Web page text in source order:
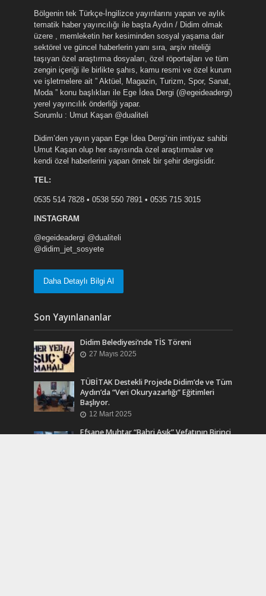
Bölgenin tek Türkçe-İngilizce yayınlarını yapan ve aylık
tematik haber yayıncılığı ile başta Aydın / Didim olmak
üzere , memleketin her kesiminden sosyal yaşama dair
sektörel ve güncel haberlerin yanı sıra, arşiv niteliği
taşıyan özel araştırma dosyaları, özel röportajları ve tüm
zengin içeriği ile birlikte şahıs, kamu resmi ve özel kurum
ve işletmelere ait ” Aktüel, Magazin, Turizm, Spor, Sanat,
Moda ” konu başlıkları ile Ege İdea Dergi (@egeideadergi)
yerel yayıncılık önderliği yapar.
Sorumlu : Umut Kaşan @dualiteli
Didim’den yayın yapan Ege İdea Dergi’nin imtiyaz sahibi
Umut Kaşan olup her sayısında özel araştırmalar ve
kendi özel haberlerini yapan örnek bir şehir dergisidir.
TEL:
0535 514 7828 • 0538 550 7891 • 0535 715 3015
INSTAGRAM
@egeideadergi @dualiteli
@didim_jet_sosyete
Daha Detaylı Bilgi Al
Son Yayınlananlar
Didim Belediyesi’nde TİS Töreni
27 Mayıs 2025
TÜBİTAK Destekli Projede Didim’de ve Tüm
Aydın’da “Veri Okuryazarlığı” Eğitimleri
Başlıyor.
12 Mart 2025
Efsane Muhtar “Bahri Aşık” Vefatının Birinci